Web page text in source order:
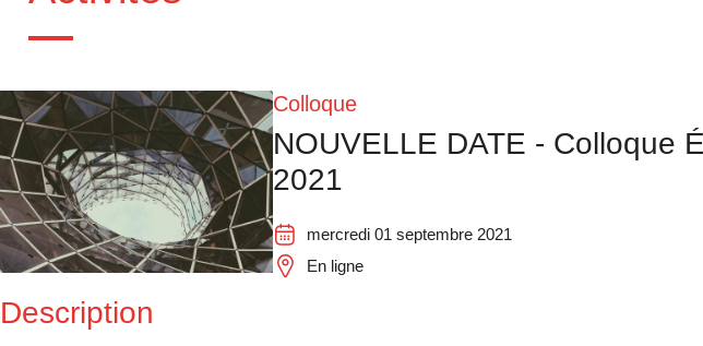
Colloque
NOUVELLE DATE - Colloque
2021
mercredi 01 septembre 2021
En ligne
Description